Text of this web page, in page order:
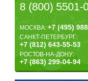
8 (800) 5501-
МОСКВА:+7 (495)
САНКТ-ПЕТЕРБУРГ:
+7 (812) 643-55-53
РОСТОВ-НА-ДОНУ:
+7 (863) 299-04-94